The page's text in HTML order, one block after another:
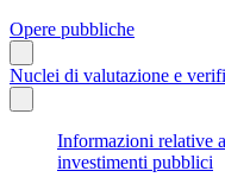
Opere pubbliche
Nuclei di valutazione e
Informazioni relative
investimenti pubblici